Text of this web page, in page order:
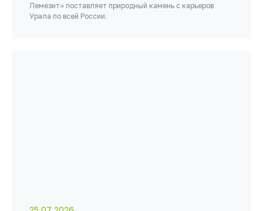
Лемезит» поставляет природный камень с карьеров
Урала по всей России.